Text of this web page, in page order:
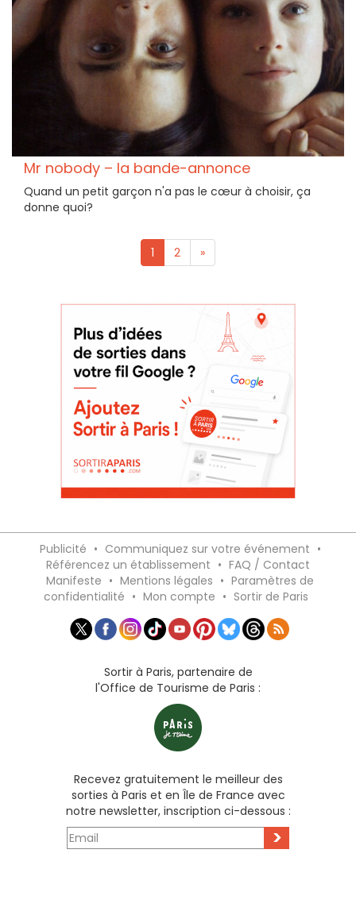
Mr nobody – la bande-annonce
Quand un petit garçon n'a pas le cœur à choisir, ça
donne quoi?
1 2 »
Publicité • Communiquez sur votre événement •
Référencez un établissement • FAQ / Contact
Manifeste • Mentions légales • Paramètres de
confidentialité • Mon compte • Sortir de Paris
Sortir à Paris, partenaire de
l'Office de Tourisme de Paris :
Recevez gratuitement le meilleur des
sorties à Paris et en Île de France avec
notre newsletter, inscription ci-dessous :
>